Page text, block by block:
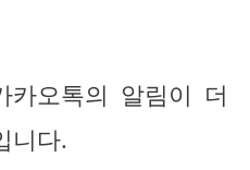
오톡의 알림이 더
니다.